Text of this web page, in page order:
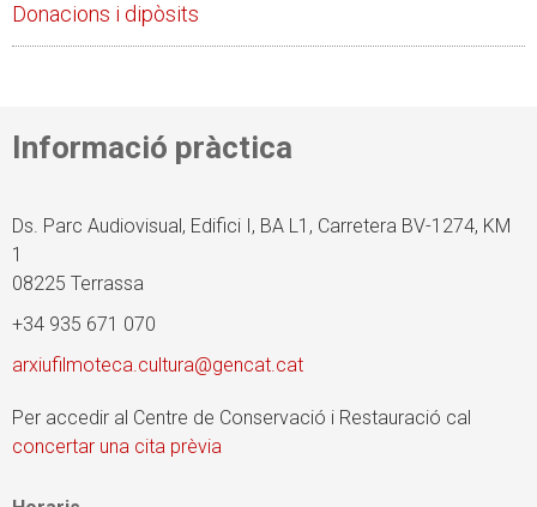
Donacions i dipòsits
Informació pràctica
Ds. Parc Audiovisual, Edifici I, BA L1, Carretera BV-1274, KM
1
08225 Terrassa
+34 935 671 070
arxiufilmoteca.cultura@gencat.cat
Per accedir al Centre de Conservació i Restauració cal
concertar una cita prèvia